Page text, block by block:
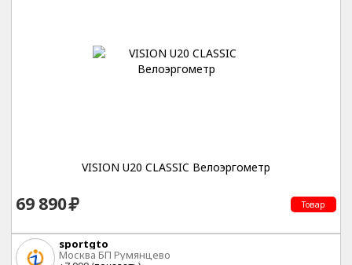
VISION U20 CLASSIC Велоэргометр
69 890 Товар
sportgto
Москва БП Румянцево